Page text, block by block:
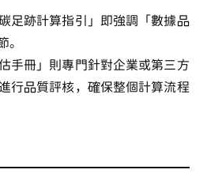
足跡計算指引」即強調「數據品
。
手冊」則專門針對企業或第三方
行品質評核，確保整個計算流程